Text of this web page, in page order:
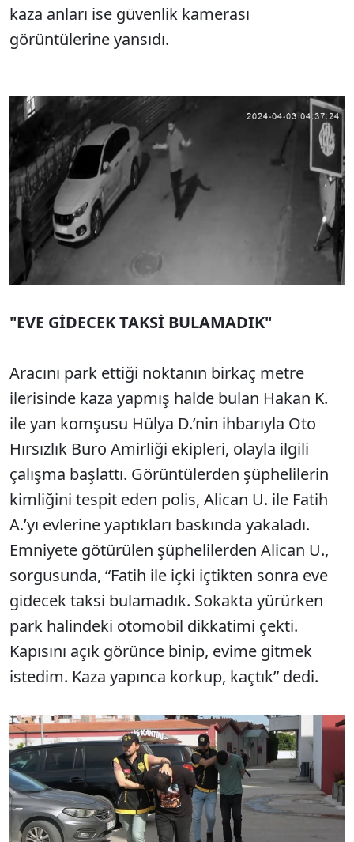
kaza anları ise güvenlik kamerası
görüntülerine yansıdı.
"EVE GİDECEK TAKSİ BULAMADIK"
Aracını park ettiği noktanın birkaç metre
ilerisinde kaza yapmış halde bulan Hakan K.
ile yan komşusu Hülya D.’nin ihbarıyla Oto
Hırsızlık Büro Amirliği ekipleri, olayla ilgili
çalışma başlattı. Görüntülerden şüphelilerin
kimliğini tespit eden polis, Alican U. ile Fatih
A.’yı evlerine yaptıkları baskında yakaladı.
Emniyete götürülen şüphelilerden Alican U.,
sorgusunda, “Fatih ile içki içtikten sonra eve
gidecek taksi bulamadık. Sokakta yürürken
park halindeki otomobil dikkatimi çekti.
Kapısını açık görünce binip, evime gitmek
istedim. Kaza yapınca korkup, kaçtık” dedi.